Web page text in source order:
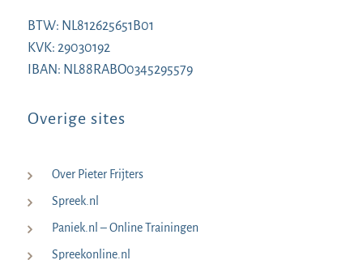
BTW: NL812625651B01
KVK: 29030192
IBAN: NL88RABO0345295579
Overige sites
Over Pieter Frijters
Spreek.nl
Paniek.nl – Online Trainingen
Spreekonline.nl